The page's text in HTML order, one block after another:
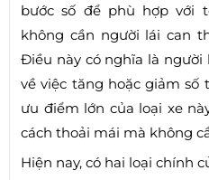
bước số để phù hợp với
không cần người lái can
Điều này có nghĩa là người
về việc tăng hoặc giảm số
ưu điểm lớn của loại xe
cách thoải mái mà không
Hiện nay, có hai loại chính